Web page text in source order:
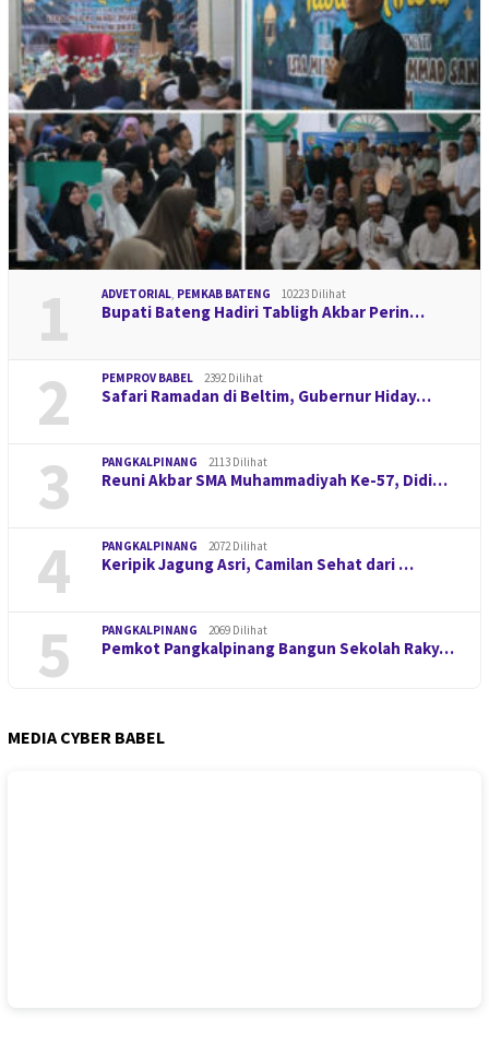
1 ADVETORIAL PEMKAB BATENG 10223 Dilihat
Bupati Bateng Hadiri Tabligh Akbar Perin…
2 PEMPROV BABEL 2392 Dilihat
Safari Ramadan di Beltim, Gubernur Hiday…
3 PANGKALPINANG 2113 Dilihat
Reuni Akbar SMA Muhammadiyah Ke-57, Didi…
4 PANGKALPINANG 2072 Dilihat
Keripik Jagung Asri, Camilan Sehat dari …
5 PANGKALPINANG 2069 Dilihat
Pemkot Pangkalpinang Bangun Sekolah Raky…
MEDIA CYBER BABEL